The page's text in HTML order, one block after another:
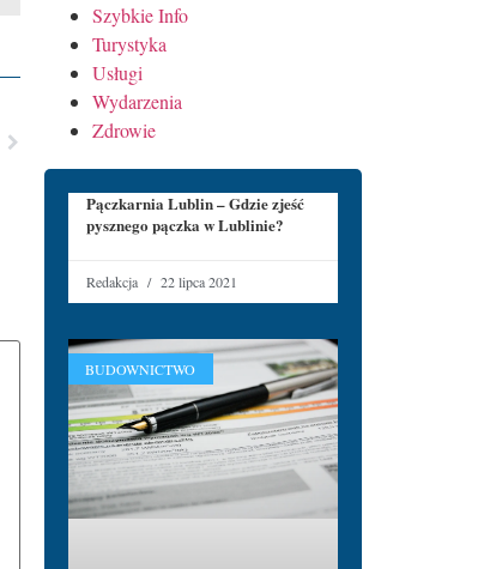
Szybkie Info
Turystyka
Usługi
Wydarzenia
Zdrowie
Pączkarnia Lublin – Gdzie zjeść
pysznego pączka w Lublinie?
Redakcja 22 lipca 2021
BUDOWNICTWO